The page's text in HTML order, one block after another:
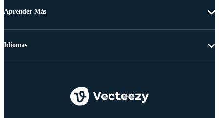
Aprender Más
Idiomas